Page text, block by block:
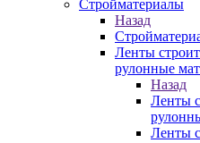
Стройматериалы
Назад
Ленты
рулонные
Назад
Ленты
Ленты